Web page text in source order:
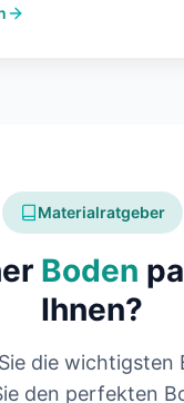
Materialratgeber
Boden
Ihnen?
die wichtigsten
den perfekten